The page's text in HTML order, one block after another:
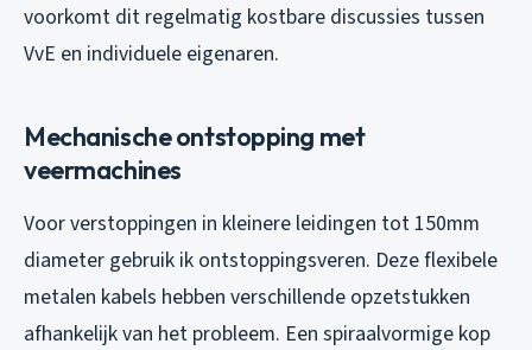
voorkomt dit regelmatig kostbare discussies tussen
VvE en individuele eigenaren.
Mechanische ontstopping met
veermachines
Voor verstoppingen in kleinere leidingen tot 150mm
diameter gebruik ik ontstoppingsveren. Deze flexibele
metalen kabels hebben verschillende opzetstukken
afhankelijk van het probleem. Een spiraalvormige kop